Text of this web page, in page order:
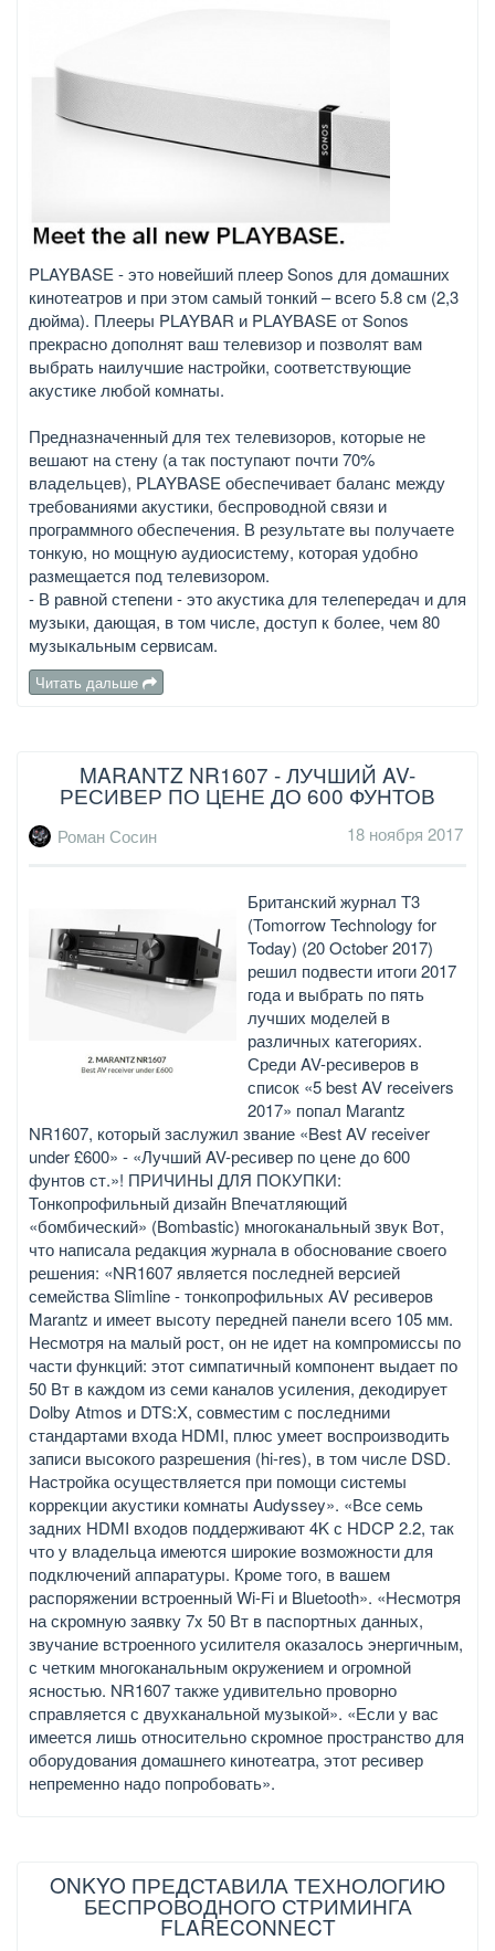
PLAYBASE - это новейший плеер Sonos для домашних
кинотеатров и при этом самый тонкий – всего 5.8 см (2,3
дюйма). Плееры PLAYBAR и PLAYBASE от Sonos
прекрасно дополнят ваш телевизор и позволят вам
выбрать наилучшие настройки, соответствующие
акустике любой комнаты.
Предназначенный для тех телевизоров, которые не
вешают на стену (а так поступают почти 70%
владельцев), PLAYBASE обеспечивает баланс между
требованиями акустики, беспроводной связи и
программного обеспечения. В результате вы получаете
тонкую, но мощную аудиосистему, которая удобно
размещается под телевизором.
- В равной степени - это акустика для телепередач и для
музыки, дающая, в том числе, доступ к более, чем 80
музыкальным сервисам.
Читать дальше
MARANTZ NR1607 - ЛУЧШИЙ AV-
РЕСИВЕР ПО ЦЕНЕ ДО 600 ФУНТОВ
Роман Сосин 18 ноября 2017
Британский журнал T3
(Tomorrow Technology for
Today) (20 October 2017)
решил подвести итоги 2017
года и выбрать по пять
лучших моделей в
различных категориях.
Среди AV-ресиверов в
список «5 best AV receivers
2017» попал Marantz
NR1607, который заслужил звание «Best AV receiver
under £600» - «Лучший AV-ресивер по цене до 600
фунтов ст.»! ПРИЧИНЫ ДЛЯ ПОКУПКИ:
Тонкопрофильный дизайн Впечатляющий
«бомбический» (Bombastic) многоканальный звук Вот,
что написала редакция журнала в обоснование своего
решения: «NR1607 является последней версией
семейства Slimline - тонкопрофильных AV ресиверов
Marantz и имеет высоту передней панели всего 105 мм.
Несмотря на малый рост, он не идет на компромиссы по
части функций: этот симпатичный компонент выдает по
50 Вт в каждом из семи каналов усиления, декодирует
Dolby Atmos и DTS:X, совместим с последними
стандартами входа HDMI, плюс умеет воспроизводить
записи высокого разрешения (hi-res), в том числе DSD.
Настройка осуществляется при помощи системы
коррекции акустики комнаты Audyssey». «Все семь
задних HDMI входов поддерживают 4K с HDCP 2.2, так
что у владельца имеются широкие возможности для
подключений аппаратуры. Кроме того, в вашем
распоряжении встроенный Wi-Fi и Bluetooth». «Несмотря
на скромную заявку 7x 50 Вт в паспортных данных,
звучание встроенного усилителя оказалось энергичным,
с четким многоканальным окружением и огромной
ясностью. NR1607 также удивительно проворно
справляется с двухканальной музыкой». «Если у вас
имеется лишь относительно скромное пространство для
оборудования домашнего кинотеатра, этот ресивер
непременно надо попробовать».
ONKYO ПРЕДСТАВИЛА ТЕХНОЛОГИЮ
БЕСПРОВОДНОГО СТРИМИНГА
FLARECONNECT